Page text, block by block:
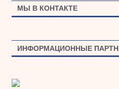
МЫ В КОНТАКТЕ
ИНФОРМАЦИОННЫЕ